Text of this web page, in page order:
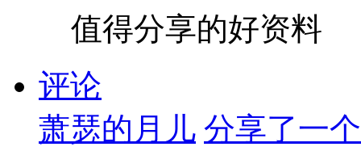
值得分享的好资料
评论
萧瑟的月儿 分享了一